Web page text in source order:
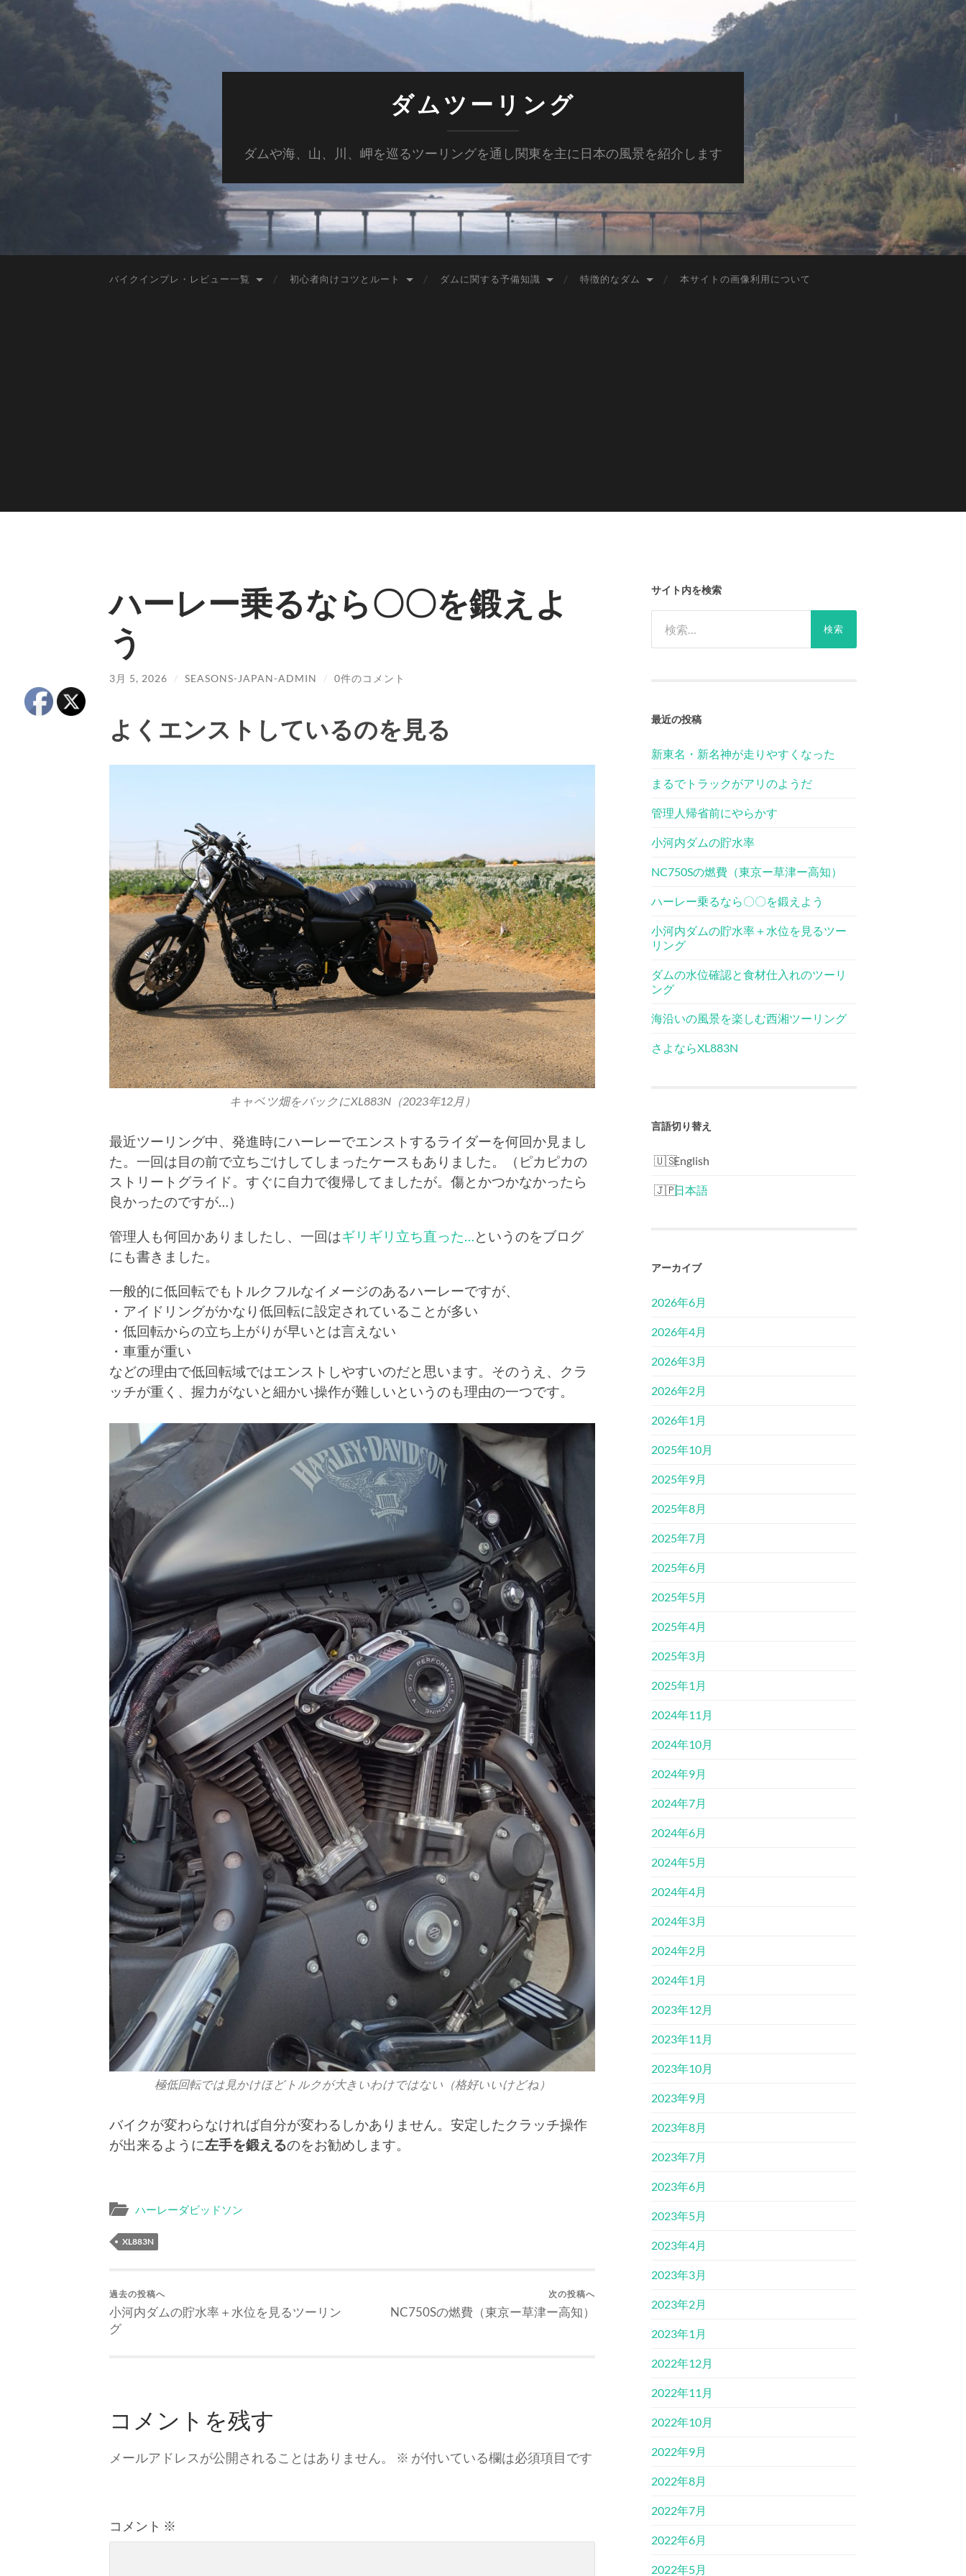
ダムツーリング
ダムや海、山、川、岬を巡るツーリングを通し関東を主に日本の風景を紹介します
バイクインプレ・レビュー一覧 初心者向けコツとルート ダムに関する予備知識 特徴的なダム 本サイトの画像利用について
ハーレー乗るなら〇〇を鍛えよ
う
3月 5, 2026 / SEASONS-JAPAN-ADMIN / 0件のコメント
よくエンストしているのを見る
キャベツ畑をバックにXL883N（2023年12月）
最近ツーリング中、発進時にハーレーでエンストするライダーを何回か見まし
た。一回は目の前で立ちごけしてしまったケースもありました。（ピカピカの
ストリートグライド。すぐに自力で復帰してましたが。傷とかつかなかったら
良かったのですが…）
管理人も何回かありましたし、一回はギリギリ立ち直った…というのをブログ
にも書きました。
一般的に低回転でもトルクフルなイメージのあるハーレーですが、
・アイドリングがかなり低回転に設定されていることが多い
・低回転からの立ち上がりが早いとは言えない
・車重が重い
などの理由で低回転域ではエンストしやすいのだと思います。そのうえ、クラ
ッチが重く、握力がないと細かい操作が難しいというのも理由の一つです。
極低回転では見かけほどトルクが大きいわけではない（格好いいけどね）
バイクが変わらなければ自分が変わるしかありません。安定したクラッチ操作
が出来るように左手を鍛えるのをお勧めします。
ハーレーダビッドソン
XL883N
過去の投稿へ
小河内ダムの貯水率＋水位を見るツーリン
グ
次の投稿へ
NC750Sの燃費（東京ー草津ー高知）
コメントを残す
メールアドレスが公開されることはありません。 ※ が付いている欄は必須項目です
コメント ※
サイト内を検索
最近の投稿
新東名・新名神が走りやすくなった
まるでトラックがアリのようだ
管理人帰省前にやらかす
小河内ダムの貯水率
NC750Sの燃費（東京ー草津ー高知）
ハーレー乗るなら〇〇を鍛えよう
小河内ダムの貯水率＋水位を見るツー
リング
ダムの水位確認と食材仕入れのツーリ
ング
海沿いの風景を楽しむ西湘ツーリング
さよならXL883N
言語切り替え
English
日本語
アーカイブ
2026年6月
2026年4月
2026年3月
2026年2月
2026年1月
2025年10月
2025年9月
2025年8月
2025年7月
2025年6月
2025年5月
2025年4月
2025年3月
2025年1月
2024年11月
2024年10月
2024年9月
2024年7月
2024年6月
2024年5月
2024年4月
2024年3月
2024年2月
2024年1月
2023年12月
2023年11月
2023年10月
2023年9月
2023年8月
2023年7月
2023年6月
2023年5月
2023年4月
2023年3月
2023年2月
2023年1月
2022年12月
2022年11月
2022年10月
2022年9月
2022年8月
2022年7月
2022年6月
2022年5月